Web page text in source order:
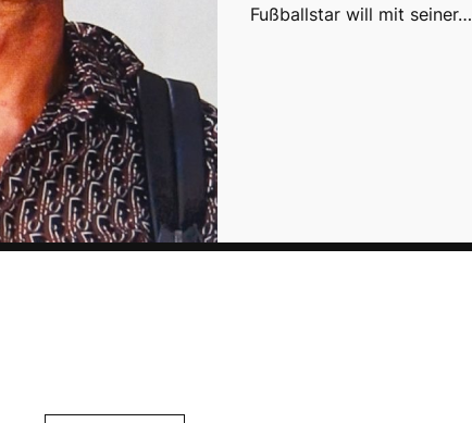
Fußballstar will mit seiner…